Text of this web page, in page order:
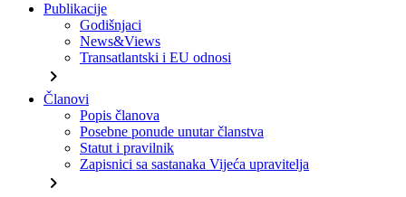
Publikacije
Godišnjaci
News&Views
Transatlantski i EU odnosi
chevron_right
Članovi
Popis članova
Posebne ponude unutar članstva
Statut i pravilnik
Zapisnici sa sastanaka Vijeća upravitelja
chevron_right